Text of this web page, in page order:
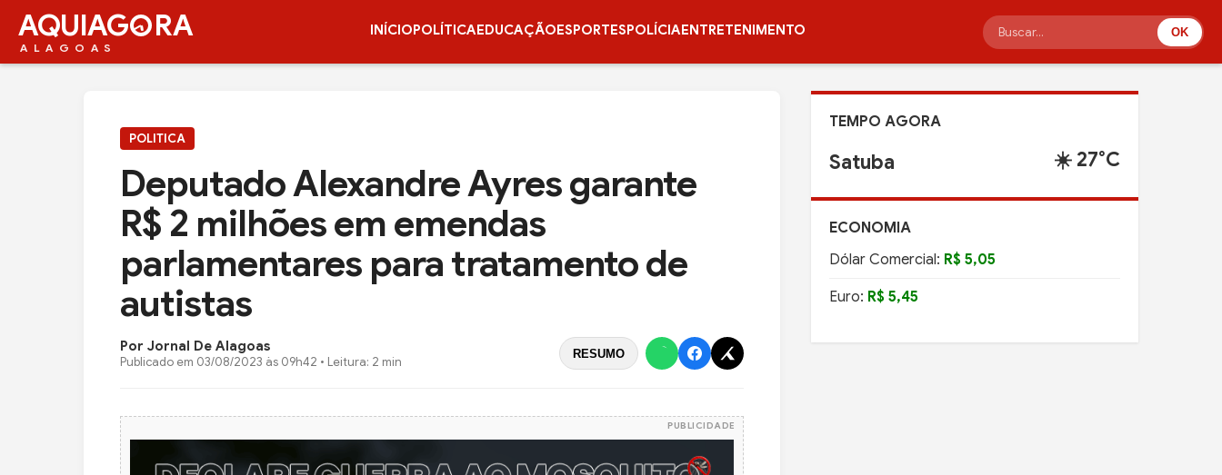
AQUIAG RA
ALAGOAS
INÍCIOPOLÍTICAEDUCAÇÃOESPORTESPOLÍCIAENTRETENIMENTO OK
POLITICA
Deputado Alexandre Ayres garante
R$ 2 milhões em emendas
parlamentares para tratamento de
autistas
Por Jornal De Alagoas
Publicado em 03/08/2023 às 09h42 • Leitura: 2 min
RESUMO
PUBLICIDADE
TEMPO AGORA
Satuba ☀️ 27°C
ECONOMIA
Dólar Comercial: R$ 5,05
Euro: R$ 5,45